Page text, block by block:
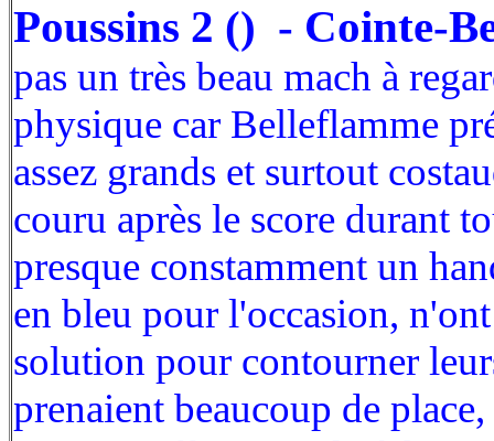
Poussins 2 () - Cointe-
pas un très beau mach à
physique car Belleflamme
assez grands et surtout
couru après le score durant
presque constamment un
en bleu pour l'occasion,
solution pour contourner
prenaient beaucoup de